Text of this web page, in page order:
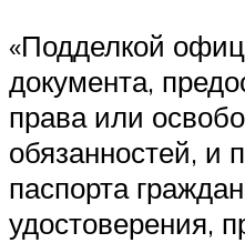
«Подделкой
документа,
права или
обязанностей, и
паспорта
удостоверения,